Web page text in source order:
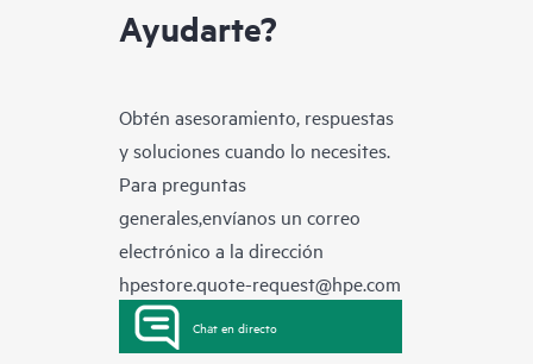
Ayudarte?
Obtén asesoramiento, respuestas
y soluciones cuando lo necesites.
Para preguntas
generales,envíanos un correo
electrónico a la dirección
hpestore.quote-request@hpe.com
Chat en directo